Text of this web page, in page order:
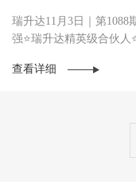
瑞升达11月3日｜第1088
强⭐瑞升达精英级合伙
查看详细